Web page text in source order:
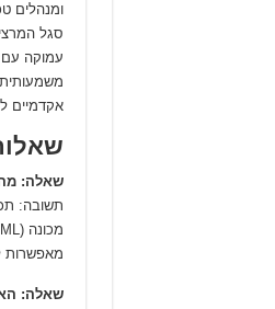
ומנהלים
סגל
משמעותית
אקדמיים
שאלה:
תשובה:
מאפשרות
שאלה: